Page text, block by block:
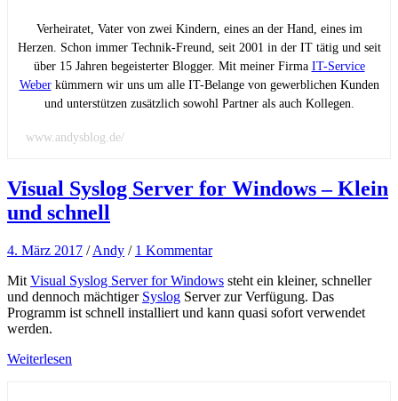
Verheiratet, Vater von zwei Kindern, eines an der Hand, eines im
Herzen. Schon immer Technik-Freund, seit 2001 in der IT tätig und seit
über 15 Jahren begeisterter Blogger. Mit meiner Firma IT-Service
Weberkümmern wir uns um alle IT-Belange von gewerblichen Kunden
und unterstützen zusätzlich sowohl Partner als auch Kollegen.
www.andysblog.de/
Visual Syslog Server for Windows – Klein
und schnell
4. März 2017 /Andy / 1 Kommentar
Mit Visual Syslog Server for Windows steht ein kleiner, schneller
und dennoch mächtiger Syslog Server zur Verfügung. Das
Programm ist schnell installiert und kann quasi sofort verwendet
werden.
Weiterlesen